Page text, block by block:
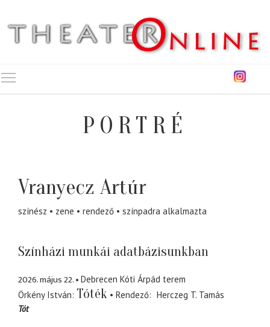
PORTRÉ
Vranyecz Artúr
színész zene rendező színpadra alkalmazta
Színházi munkái adatbázisunkban
2026. május 22.
Debrecen Kóti Árpád terem
Örkény István Tóték Rendező
Herczeg T. Tamás
Tót